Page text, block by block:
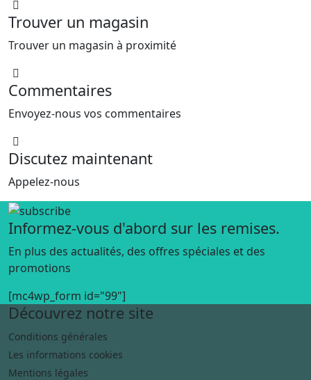
Trouver un magasin
Trouver un magasin à proximité
Commentaires
Envoyez-nous vos commentaires
Discutez maintenant
Appelez-nous
Informez-vous d'abord sur les remises.
En plus des actualités, des offres spéciales et des
promotions
[mc4wp_form id="99"]
Découvrez notre site
Conditions générales
Les informations cookies
Mentions légales